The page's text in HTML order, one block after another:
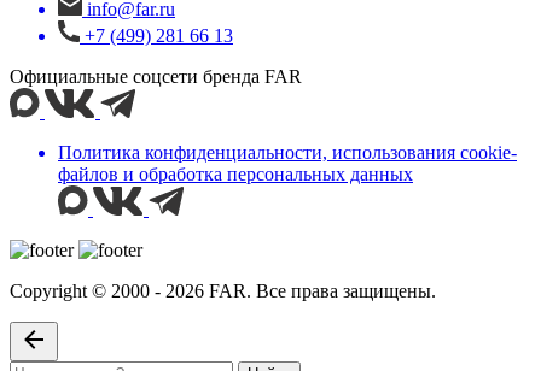
info@far.ru
+7 (499) 281 66 13
Официальные соцсети бренда FAR
Политика конфиденциальности, использования сookie-
файлов и обработка персональных данных
Copyright © 2000 - 2026 FAR. Все права защищены.